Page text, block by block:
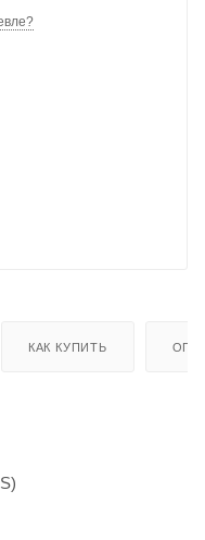
КАК КУПИТЬ